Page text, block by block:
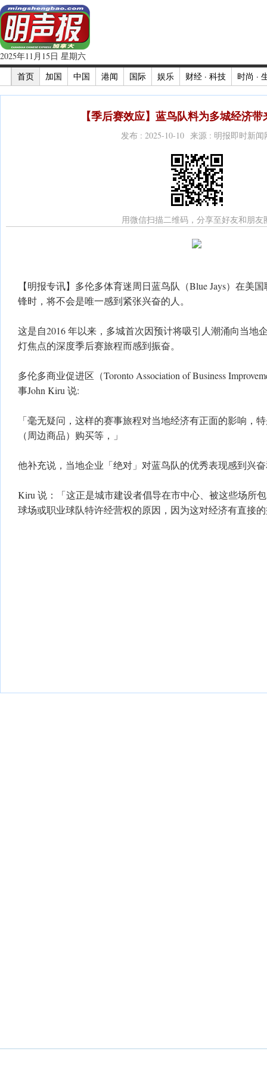
2025年11月15日 星期六
首页
加国 中国 港闻 国际 娱乐 财经 · 科技 时尚 ·
【季后赛效应】蓝鸟队料为多城经济
发布 : 2025-10-10 来源 : 明报即时新闻
用微信扫描二维码，分享至好友和朋友
【明报专讯】多伦多体育迷周日蓝鸟队（Blue Jays）在美
锋时，将不会是唯一感到紧张兴奋的人。
这是自2016 年以来，多城首次因预计将吸引人潮涌向当地
灯焦点的深度季后赛旅程而感到振奋。
多伦多商业促进区（Toronto Association of Business
事John Kiru 说:
「毫无疑问，这样的赛事旅程对当地经济有正面的影响，
（周边商品）购买等，」
他补充说，当地企业「绝对」对蓝鸟队的优秀表现感到兴
​Kiru 说：「这正是城市建设者倡导在市中心、被这些场所
球场或职业球队特许经营权的原因，因为这对经济有直接